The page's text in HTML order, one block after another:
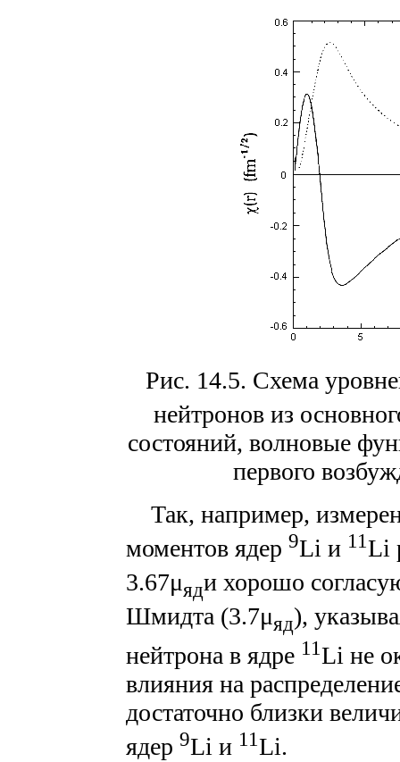
Рис. 14.5. Схема
нейтронов из
состояний, волновые
первого
Так, например,
моментов ядер 9Li и 11Li
3.67μяди хорошо
Шмидта (3.7μяд),
нейтрона в ядре 11Li не
влияния на
достаточно близки
ядер 9Li и 11Li.